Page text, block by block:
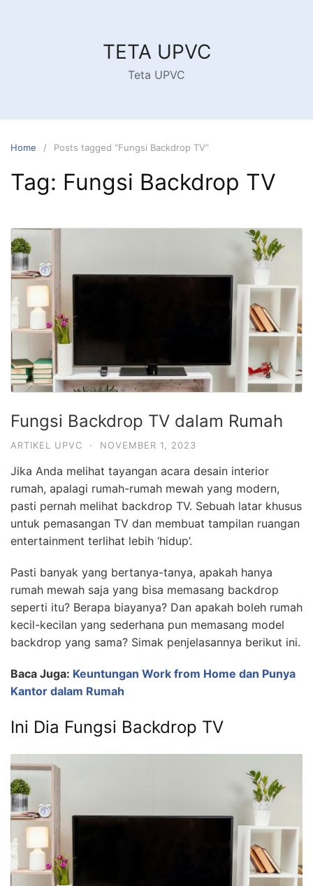
TETA UPVC
Teta UPVC
Home Posts tagged “Fungsi Backdrop TV”
Tag: Fungsi Backdrop TV
Fungsi Backdrop TV dalam Rumah
ARTIKEL UPVC · NOVEMBER 1, 2023
Jika Anda melihat tayangan acara desain interior
rumah, apalagi rumah-rumah mewah yang modern,
pasti pernah melihat backdrop TV. Sebuah latar khusus
untuk pemasangan TV dan membuat tampilan ruangan
entertainment terlihat lebih ‘hidup’.
Pasti banyak yang bertanya-tanya, apakah hanya
rumah mewah saja yang bisa memasang backdrop
seperti itu? Berapa biayanya? Dan apakah boleh rumah
kecil-kecilan yang sederhana pun memasang model
backdrop yang sama? Simak penjelasannya berikut ini.
Baca Juga: Keuntungan Work from Home dan Punya
Kantor dalam Rumah
Ini Dia Fungsi Backdrop TV